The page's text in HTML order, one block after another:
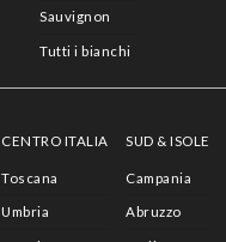
Sauvignon
Tutti i bianchi
CENTRO ITALIA
Toscana
Umbria
SUD & ISOLE
Campania
Abruzzo